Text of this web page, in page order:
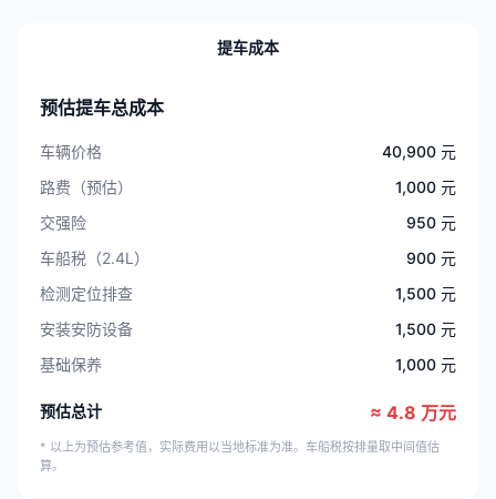
提车成本
预估提车总成本
车辆价格
40,900 元
路费（预估）
1,000 元
交强险
950 元
车船税（2.4L）
900 元
检测定位排查
1,500 元
安装安防设备
1,500 元
基础保养
1,000 元
预估总计 ≈ 4.8 万元
* 以上为预估参考值，实际费用以当地标准为准。车船税按排量取中间值估
算。